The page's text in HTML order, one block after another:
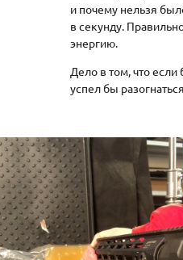
и почему нельзя
в секунду.
энергию.
Дело в том, что
успел бы